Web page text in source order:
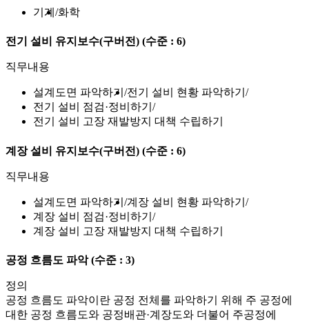
기계 화학
전기 설비 유지보수(구버전) (수준 : 6)
직무내용
설계도면 파악하기
전기 설비 현황 파악하기
전기 설비 점검·정비하기
전기 설비 고장 재발방지 대책 수립하기
계장 설비 유지보수(구버전) (수준 : 6)
직무내용
설계도면 파악하기
계장 설비 현황 파악하기
계장 설비 점검·정비하기
계장 설비 고장 재발방지 대책 수립하기
공정 흐름도 파악(수준 : 3)
정의
공정 흐름도 파악이란 공정 전체를 파악하기 위해 주 공정에
대한 공정 흐름도와 공정배관·계장도와 더불어 주공정에